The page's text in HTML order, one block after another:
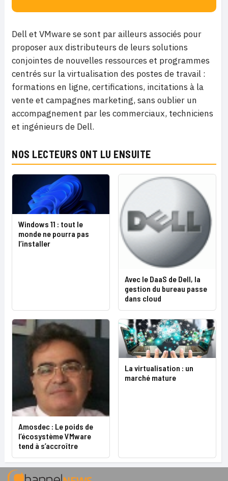
Dell et VMware se sont par ailleurs associés pour
proposer aux distributeurs de leurs solutions
conjointes de nouvelles ressources et programmes
centrés sur la virtualisation des postes de travail :
formations en ligne, certifications, incitations à la
vente et campagnes marketing, sans oublier un
accompagnement par les commerciaux, techniciens
et ingénieurs de Dell.
NOS LECTEURS ONT LU ENSUITE
Windows 11 : tout le
monde ne pourra pas
l’installer
Avec le DaaS de Dell, la
gestion du bureau passe
dans cloud
Amosdec : Le poids de
l’écosystème VMware
tend à s’accroître
La virtualisation : un
marché mature